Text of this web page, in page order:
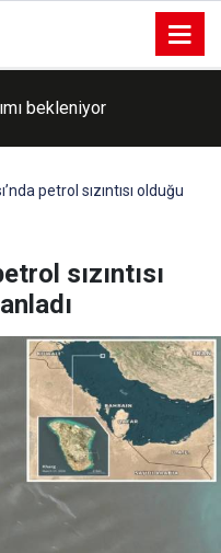
bekleniyor
petrol sızıntısı olduğu
sızıntısı